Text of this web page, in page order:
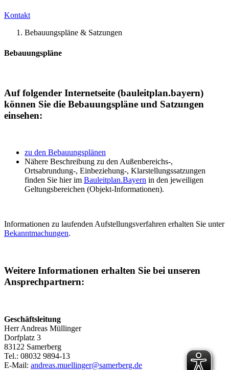
Kontakt
Bebauungspläne & Satzungen
Bebauungspläne
Auf folgender Internetseite (bauleitplan.bayern)
können Sie die Bebauungspläne und Satzungen
einsehen:
zu den Bebauungsplänen
Nähere Beschreibung zu den Außenbereichs-,
Ortsabrundung-, Einbeziehung-, Klarstellungssatzungen
finden Sie hier im Bauleitplan.Bayern in den jeweiligen
Geltungsbereichen (Objekt-Informationen).
Informationen zu laufenden Aufstellungsverfahren erhalten Sie unter
Bekanntmachungen.
Weitere Informationen erhalten Sie bei unseren
Ansprechpartnern:
Geschäftsleitung
Herr Andreas Müllinger
Dorfplatz 3
83122 Samerberg
Tel.: 08032 9894-13
E-Mail: andreas.muellinger@samerberg.de